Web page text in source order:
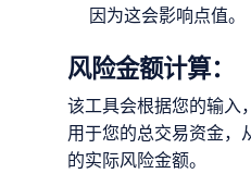
因为这会影响点值。
风险金额计算：
该工具会根据您的输入
用于您的总交易资金，
的实际风险金额。